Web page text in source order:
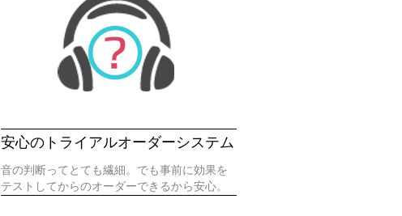
安心のトライアルオーダーシステム
音の判断ってとても繊細。でも事前に効果を
テストしてからのオーダーできるから安心。